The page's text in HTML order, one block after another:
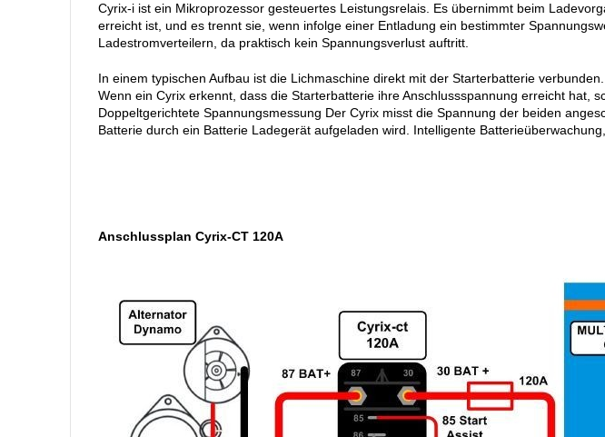
Cyrix-i ist ein Mikroprozessor gesteuertes Leistungsrelais. Es übernimmt beim
erreicht ist, und es trennt sie, wenn infolge einer Entladung ein bestimmter
Ladestromverteilern, da praktisch kein Spannungsverlust auftritt.
In einem typischen Aufbau ist die Lichmaschine direkt mit der Starterbatterie
Wenn ein Cyrix erkennt, dass die Starterbatterie ihre Anschlussspannung erreicht hat,
Doppeltgerichtete Spannungsmessung Der Cyrix misst die Spannung der beiden
Batterie durch ein Batterie Ladegerät aufgeladen wird. Intelligente
Anschlussplan Cyrix-CT 120A